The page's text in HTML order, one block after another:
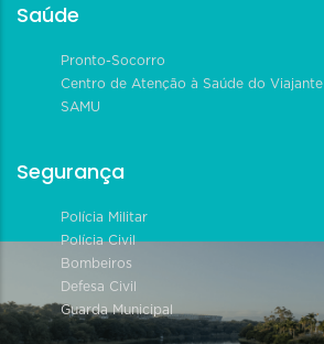
Saúde
Pronto-Socorro
Centro de Atenção à Saúde do Viajante
SAMU
Segurança
Polícia Militar
Polícia Civil
Bombeiros
Defesa Civil
Guarda Municipal